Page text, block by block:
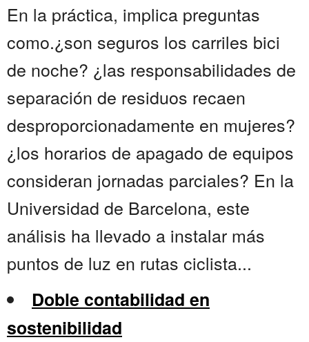
En la práctica, implica preguntas
como.¿son seguros los carriles bici
de noche? ¿las responsabilidades de
separación de residuos recaen
desproporcionadamente en mujeres?
¿los horarios de apagado de equipos
consideran jornadas parciales? En la
Universidad de Barcelona, este
análisis ha llevado a instalar más
puntos de luz en rutas ciclista...
Doble contabilidad en
sostenibilidad